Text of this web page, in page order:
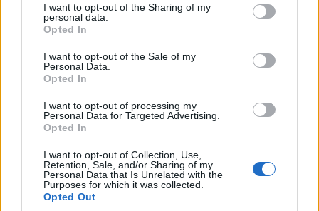
not limited to your visit or usage behaviour. You may click to
grant or deny consent to Google and its third-party tags to
use your data for below specified purposes in below Google
consent section.
I want to opt-out of the Sharing of my
personal data.
Opted In
I want to opt-out of the Sale of my
Personal Data.
Opted In
I want to opt-out of processing my
Personal Data for Targeted Advertising.
Opted In
I want to opt-out of Collection, Use,
Retention, Sale, and/or Sharing of my
Personal Data that Is Unrelated with the
Purposes for which it was collected.
Opted Out
Όλοι στην ομάδα μοιραζόμαστε το ίδιο όραμα και
τον ίδιο στόχο: να κερδίσουμε. Πιστεύουμε ότι
μπορούμε να ανταγωνιστούμε τόσο στο ελληνικό
γνωρίζουμε ότι πρέπει να ακολουθήσουμε τα
σωστά βήματα καθ’ όλη τη διάρκεια της σεζόν.
Δεν μπορούμε να παραλείψουμε κανένα βήμα αν
θέλουμε να πετύχουμε αυτούς τους στόχους. Για
μένα, αυτή ήταν μια εξαιρετική απόφαση. Είμαι